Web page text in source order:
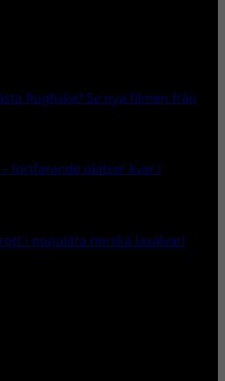
flugfiske? Se nya filmen från
fortfarande platser kvar i
i populära norska laxälvar!